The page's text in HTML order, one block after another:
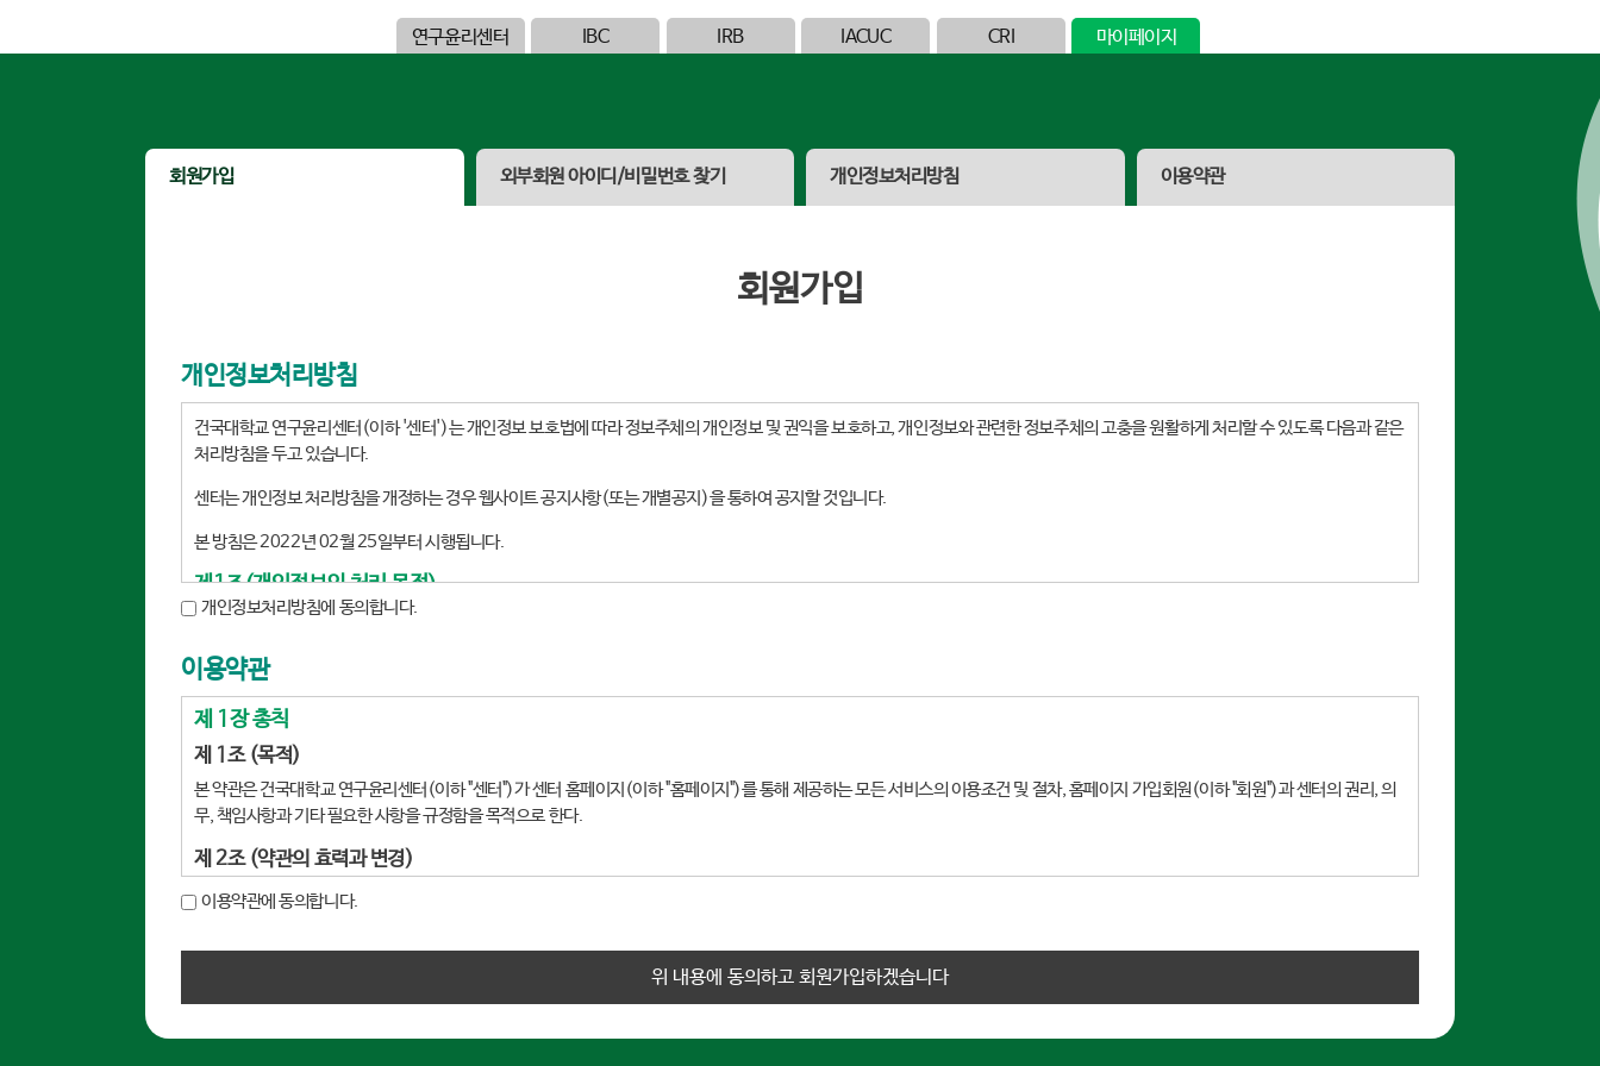
연구윤리센터 IBC IRB IACUC CRI 마이페이지
회원가입 외부회원 아이디/비밀번호 찾기 개인정보처리방침 이용약관
회원가입
개인정보처리방침
건국대학교 연구윤리센터(이하 '센터')는 개인정보 보호법에 따라 정보주체의 개인정보 및 권익을 보호하고, 개인정보와 관련한 정보주체의 고충을 원활하게 처리할 수 있도록 다음과 같은
처리방침을 두고 있습니다.
센터는 개인정보 처리방침을 개정하는 경우 웹사이트 공지사항(또는 개별공지)을 통하여 공지할 것입니다.
본 방침은 2022년 02월 25일부터 시행됩니다.
제1조(개인정보의 처리 목적)
센터는 개인정보를 다음의 목적을 위해 처리합니다. 처리한 개인정보는 다음의 목적 이외의 용도로는 사용되지 않으며 이용 목적이 변경될 시에는 사전 동의를 구할 예정입니다.
회원가입 및 관리
회원가입 및 관리
회원 가입의사 확인, 회원자격 유지·관리, 서비스 부정이용 방지, 각종 고지·통지 등을 목적으로 개인정보를 처리합니다.
제2조(개인정보의 항목, 수집방법, 운영근거 및 보유기간)
센터에서 회원 가입, 각종 서비스 제공을 위해 처리하는 개인정보의 항목, 수집방법, 운영근거, 보유기간은 다음과 같습니다.
개인정보 파일명: 연구윤리센터 홈페이지관리
개인정보 항목 : 아이디,비밀번호, 성명(국문), 성명(영문), 대학/대학원, 학과/학부, 직위, 연락처(사무실), 이메일, 생년월일, 성별, 연락처(휴대전화)
수집방법 : 온라인 수집( 홈페이지 회원가입시, 전자접수 등)
보유기간 : 회원가입기간 동안, 2년주기로 재동의
이외 센터 홈페이지 서비스 이용과정에서 아래의 개인정보 항목이 자동으로 생성되어 수집될 수 있습니다.
IP주소, 쿠키, 접속 홈페이지 주소, 접속 일시 등
개인정보처리방침에 동의합니다.
이용약관
제 1장 총칙
제 1조 (목적)
본 약관은 건국대학교 연구윤리센터(이하 "센터")가 센터 홈페이지(이하 "홈페이지")를 통해 제공하는 모든 서비스의 이용조건 및 절차, 홈페이지 가입회원(이하 "회원")과 센터의 권리, 의
무, 책임사항과 기타 필요한 사항을 규정함을 목적으로 한다.
제 2조 (약관의 효력과 변경)
센터는 이용자가 본 약관 내용에 동의하는 것을 조건으로 서비스를 제공하며, 이용자가 본 약관의 내용에 동의하는 경우, 센터의 서비스 제공 행위 및 이용자의 서비스 이용 행위에는 본
관은 홈페이지 내에 게시함과 동시에 그 효력이 발생된다. 변경된 약관에 동의하지 않는 경우, 회원은 본인의 회원등록을 취소(자진탈퇴)할 수 있으며, 게시 후에도 계속 사용할 경우에는
이용약관에 동의합니다.
위 내용에 동의하고 회원가입하겠습니다